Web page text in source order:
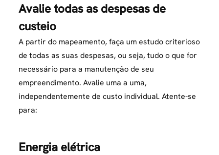
Avalie todas as despesas de
custeio
A partir do mapeamento, faça um estudo criterioso
de todas as suas despesas, ou seja, tudo o que for
necessário para a manutenção de seu
empreendimento. Avalie uma a uma,
independentemente de custo individual. Atente-se
para:
Energia elétrica